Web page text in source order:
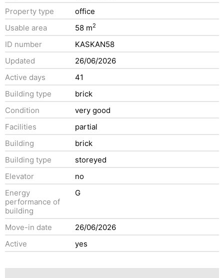
Property type
office
Usable area
58 m2
ID number
KASKAN58
Updated
26/06/2026
Active days
41
Building type
brick
Condition
very good
Facilities
partial
Building
brick
Building type
storeyed
Elevator
no
Energy
performance of
building
G
Move-in date
26/06/2026
Active
yes